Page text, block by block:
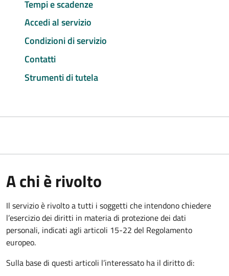
Tempi e scadenze
Accedi al servizio
Condizioni di servizio
Contatti
Strumenti di tutela
A chi è rivolto
Il servizio è rivolto a tutti i soggetti che intendono chiedere
l’esercizio dei diritti in materia di protezione dei dati
personali, indicati agli articoli 15-22 del Regolamento
europeo.
Sulla base di questi articoli l’interessato ha il diritto di: